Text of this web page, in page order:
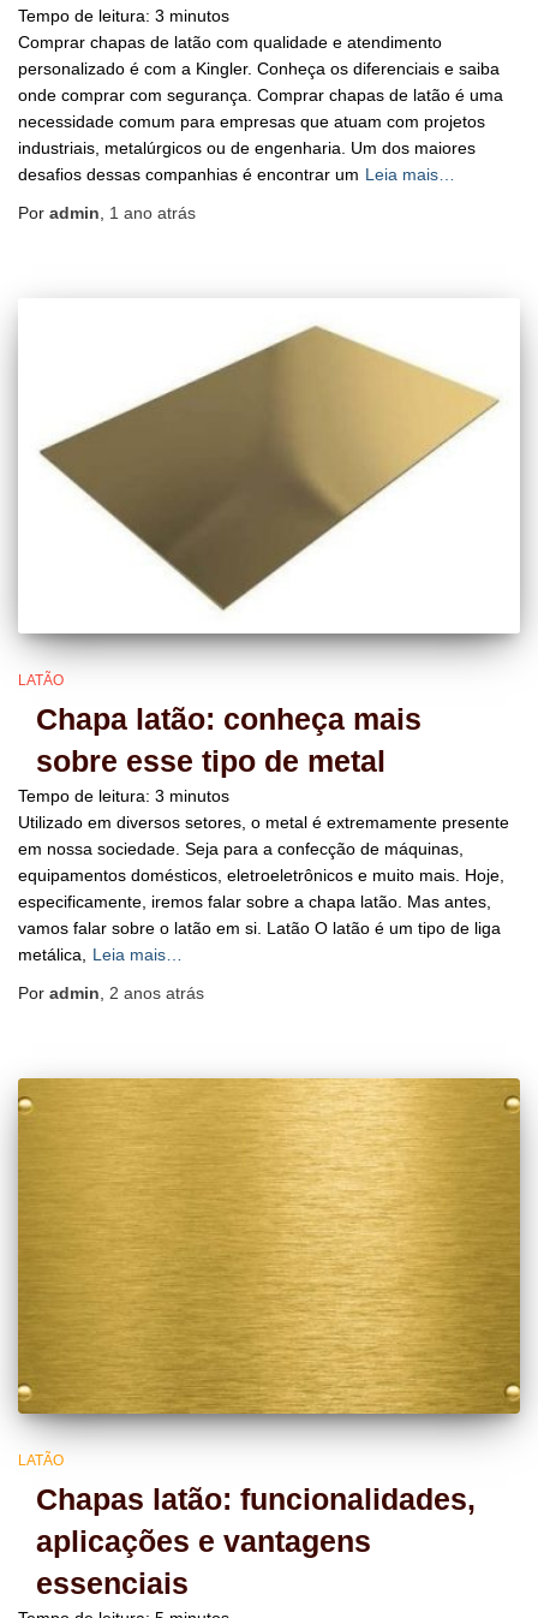
Tempo de leitura: 3 minutos
Comprar chapas de latão com qualidade e atendimento
personalizado é com a Kingler. Conheça os diferenciais e saiba
onde comprar com segurança. Comprar chapas de latão é uma
necessidade comum para empresas que atuam com projetos
industriais, metalúrgicos ou de engenharia. Um dos maiores
desafios dessas companhias é encontrar um Leia mais…
Por admin, 1 ano atrás
LATÃO
Chapa latão: conheça mais
sobre esse tipo de metal
Tempo de leitura: 3 minutos
Utilizado em diversos setores, o metal é extremamente presente
em nossa sociedade. Seja para a confecção de máquinas,
equipamentos domésticos, eletroeletrônicos e muito mais. Hoje,
especificamente, iremos falar sobre a chapa latão. Mas antes,
vamos falar sobre o latão em si. Latão O latão é um tipo de liga
metálica,
Leia mais…
Por admin 2 anos atrás
LATÃO
Chapas latão: funcionalidades,
aplicações e vantagens
essenciais